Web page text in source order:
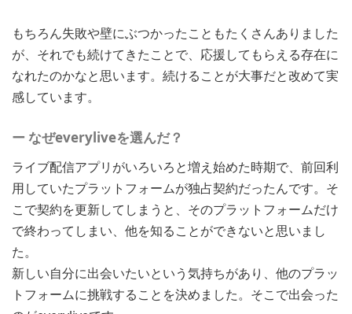
もちろん失敗や壁にぶつかったこともたくさんありました
が、それでも続けてきたことで、応援してもらえる存在に
なれたのかなと思います。続けることが大事だと改めて実
感しています。
ー なぜeveryliveを選んだ？
ライブ配信アプリがいろいろと増え始めた時期で、前回利
用していたプラットフォームが独占契約だったんです。そ
こで契約を更新してしまうと、そのプラットフォームだけ
で終わってしまい、他を知ることができないと思いまし
た。
新しい自分に出会いたいという気持ちがあり、他のプラッ
トフォームに挑戦することを決めました。そこで出会った